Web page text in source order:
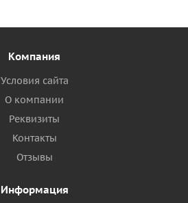
Компания
Условия сайта
О компании
Реквизиты
Контакты
Отзывы
Информация